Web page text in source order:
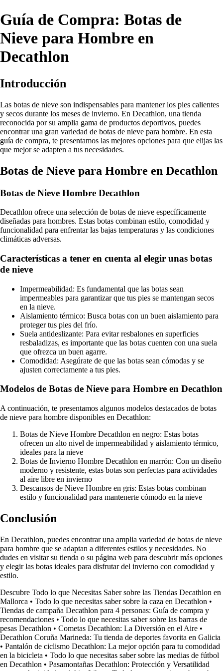
Guía de Compra: Botas de
Nieve para Hombre en
Decathlon
Introducción
Las botas de nieve son indispensables para mantener los pies calientes
y secos durante los meses de invierno. En Decathlon, una tienda
reconocida por su amplia gama de productos deportivos, puedes
encontrar una gran variedad de botas de nieve para hombre. En esta
guía de compra, te presentamos las mejores opciones para que elijas las
que mejor se adapten a tus necesidades.
Botas de Nieve para Hombre en Decathlon
Botas de Nieve Hombre Decathlon
Decathlon ofrece una selección de botas de nieve específicamente
diseñadas para hombres. Estas botas combinan estilo, comodidad y
funcionalidad para enfrentar las bajas temperaturas y las condiciones
climáticas adversas.
Características a tener en cuenta al elegir unas botas
de nieve
Impermeabilidad: Es fundamental que las botas sean
impermeables para garantizar que tus pies se mantengan secos
en la nieve.
Aislamiento térmico: Busca botas con un buen aislamiento para
proteger tus pies del frío.
Suela antideslizante: Para evitar resbalones en superficies
resbaladizas, es importante que las botas cuenten con una suela
que ofrezca un buen agarre.
Comodidad: Asegúrate de que las botas sean cómodas y se
ajusten correctamente a tus pies.
Modelos de Botas de Nieve para Hombre en Decathlon
A continuación, te presentamos algunos modelos destacados de botas
de nieve para hombre disponibles en Decathlon:
Botas de Nieve Hombre Decathlon en negro: Estas botas
ofrecen un alto nivel de impermeabilidad y aislamiento térmico,
ideales para la nieve
Botas de Invierno Hombre Decathlon en marrón: Con un diseño
moderno y resistente, estas botas son perfectas para actividades
al aire libre en invierno
Descansos de Nieve Hombre en gris: Estas botas combinan
estilo y funcionalidad para mantenerte cómodo en la nieve
Conclusión
En Decathlon, puedes encontrar una amplia variedad de botas de nieve
para hombre que se adaptan a diferentes estilos y necesidades. No
dudes en visitar su tienda o su página web para descubrir más opciones
y elegir las botas ideales para disfrutar del invierno con comodidad y
estilo.
Descubre Todo lo que Necesitas Saber sobre las Tiendas Decathlon en
Mallorca • Todo lo que necesitas saber sobre la caza en Decathlon •
Tiendas de campaña Decathlon para 4 personas: Guía de compra y
recomendaciones • Todo lo que necesitas saber sobre las barras de
pesas Decathlon • Cometas Decathlon: La Diversión en el Aire •
Decathlon Coruña Marineda: Tu tienda de deportes favorita en Galicia
• Pantalón de ciclismo Decathlon: La mejor opción para tu comodidad
en la bicicleta • Todo lo que necesitas saber sobre las medias de fútbol
en Decathlon • Pasamontañas Decathlon: Protección y Versatilidad